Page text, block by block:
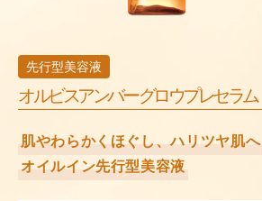
先行型美容液
オルビスアンバー グロウプレセラム
肌やわらかくほぐし、ハリツヤ肌へ
オイルイン先行型美容液